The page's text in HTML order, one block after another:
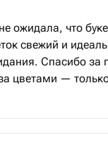
ожидала, что
свежий и
Спасибо
цветами —